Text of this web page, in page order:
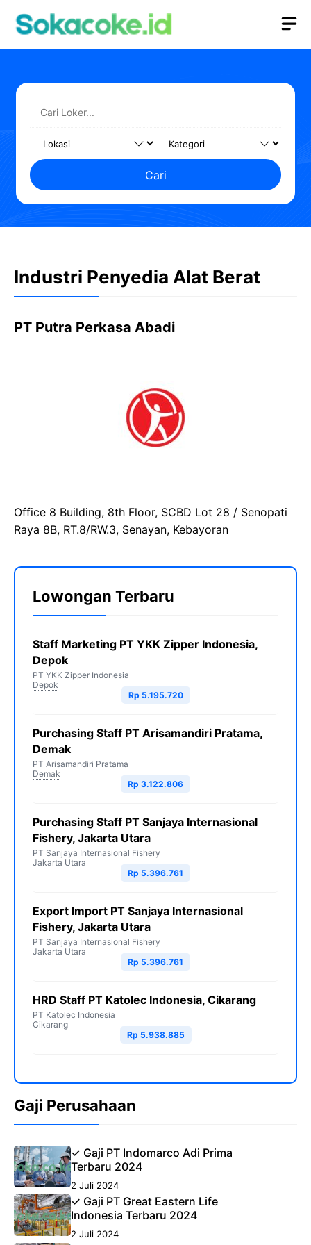
Cari
Industri Penyedia Alat Berat
PT Putra Perkasa Abadi
Office 8 Building, 8th Floor, SCBD Lot 28 / Senopati
Raya 8B, RT.8/RW.3, Senayan, Kebayoran
Lowongan Terbaru
Staff Marketing PT YKK Zipper Indonesia,
Depok
PT YKK Zipper Indonesia
Depok
Rp 5.195.720
Purchasing Staff PT Arisamandiri Pratama,
Demak
PT Arisamandiri Pratama
Demak
Rp 3.122.806
Purchasing Staff PT Sanjaya Internasional
Fishery, Jakarta Utara
PT Sanjaya Internasional Fishery
Jakarta Utara
Rp 5.396.761
Export Import PT Sanjaya Internasional
Fishery, Jakarta Utara
PT Sanjaya Internasional Fishery
Jakarta Utara
Rp 5.396.761
HRD Staff PT Katolec Indonesia, Cikarang
PT Katolec Indonesia
Cikarang
Rp 5.938.885
Gaji Perusahaan
✓ Gaji PT Indomarco Adi Prima
Terbaru 2024
2 Juli 2024
✓ Gaji PT Great Eastern Life
Indonesia Terbaru 2024
2 Juli 2024